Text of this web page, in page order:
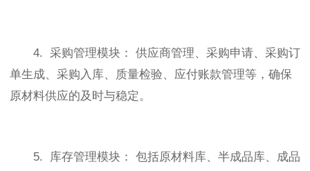
4. 采购管理模块： 供应商管理、采购申请、采购订
单生成、采购入库、质量检验、应付账款管理等，确保
原材料供应的及时与稳定。
5. 库存管理模块： 包括原材料库、半成品库、成品